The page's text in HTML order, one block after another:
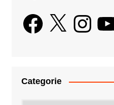
Facebook
X Instagram
Categorie